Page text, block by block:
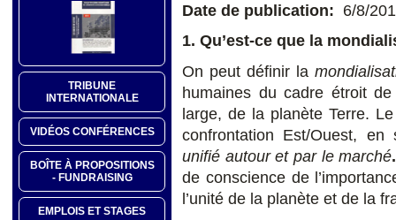
TRIBUNE
INTERNATIONALE
VIDÉOS CONFÉRENCES
BOÎTE À PROPOSITIONS
- FUNDRAISING
EMPLOIS ET STAGES
Date de publication: 6/8/
1. Qu’est-ce que la
On peut définir la
humaines du cadre étroit
large, de la planète Terre.
confrontation Est/Ouest, en
unifié autour et par le marché.
de conscience de
l’unité de la planète et de la